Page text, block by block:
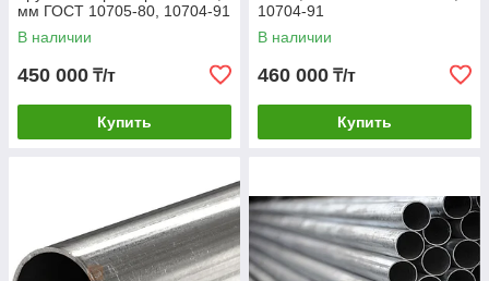
мм ГОСТ 10705-80, 10704-91
В наличии
450 000 ₸/т
Купить
10704-91
В наличии
460 000 ₸/т
Купить